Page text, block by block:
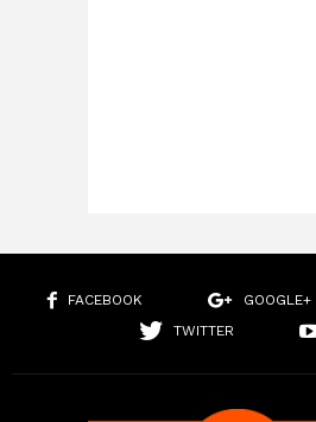
FACEBOOK GOOGLE+
TWITTER